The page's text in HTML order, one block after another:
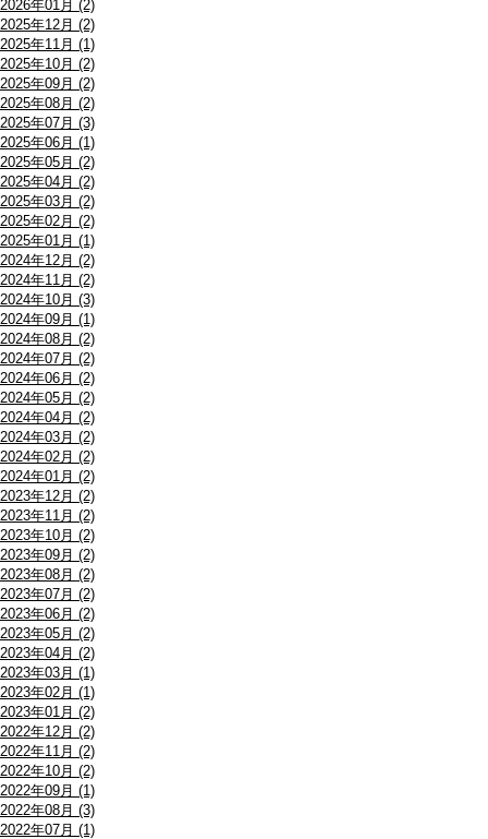
2026年01月 (2)
2025年12月 (2)
2025年11月 (1)
2025年10月 (2)
2025年09月 (2)
2025年08月 (2)
2025年07月 (3)
2025年06月 (1)
2025年05月 (2)
2025年04月 (2)
2025年03月 (2)
2025年02月 (2)
2025年01月 (1)
2024年12月 (2)
2024年11月 (2)
2024年10月 (3)
2024年09月 (1)
2024年08月 (2)
2024年07月 (2)
2024年06月 (2)
2024年05月 (2)
2024年04月 (2)
2024年03月 (2)
2024年02月 (2)
2024年01月 (2)
2023年12月 (2)
2023年11月 (2)
2023年10月 (2)
2023年09月 (2)
2023年08月 (2)
2023年07月 (2)
2023年06月 (2)
2023年05月 (2)
2023年04月 (2)
2023年03月 (1)
2023年02月 (1)
2023年01月 (2)
2022年12月 (2)
2022年11月 (2)
2022年10月 (2)
2022年09月 (1)
2022年08月 (3)
2022年07月 (1)